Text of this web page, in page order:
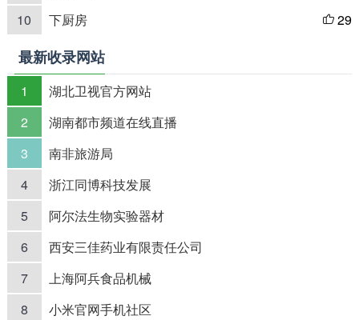
10
下厨房  29
最新收录网站
1
湖北卫视官方网站
2
湖南都市频道在线直播
3
南非旅游局
4
浙江同博科技发展
5
阿尔法生物实验器材
6
西安三佳药业有限责任公司
7
上海阿兵食品机械
8
小米官网手机社区